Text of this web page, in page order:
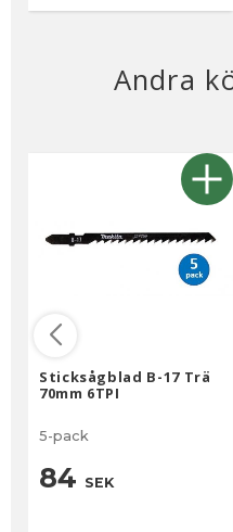
Andra
Sticksågblad B-17 Trä
70mm 6TPI
5-pack
84 SEK